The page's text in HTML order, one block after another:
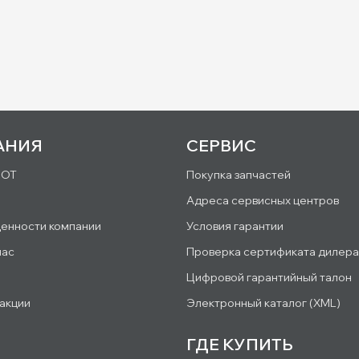
компании
СЕРВИС
Покупка запчастей
Адреса сервисных центров
Условия гарантии
Проверка сертификата дилера
Цифровой гарантийный талон
Электронный каталог (XML)
ГДЕ КУПИТЬ